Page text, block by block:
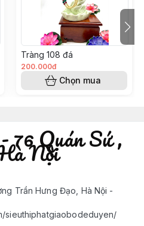
Tràng 108 đá
200.000đ
Chọn mua
76 Quán Sứ ,
Nội
Trần Hưng Đạo, Hà Nội -
sieuthiphatgiaobodeduyen/